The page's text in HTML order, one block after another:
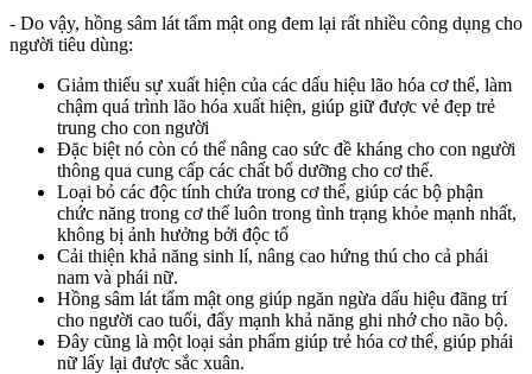
- Do vậy, hồng sâm lát tẩm mật ong đem lại rất nhiều công dụng cho
người tiêu dùng:
Giảm thiểu sự xuất hiện của các dấu hiệu lão hóa cơ thể, làm
chậm quá trình lão hóa xuất hiện, giúp giữ được vẻ đẹp trẻ
trung cho con người
Đặc biệt nó còn có thể nâng cao sức đề kháng cho con người
thông qua cung cấp các chất bổ dưỡng cho cơ thể.
Loại bỏ các độc tính chứa trong cơ thể, giúp các bộ phận
chức năng trong cơ thể luôn trong tình trạng khỏe mạnh nhất,
không bị ảnh hưởng bởi độc tố
Cải thiện khả năng sinh lí, nâng cao hứng thú cho cả phái
nam và phái nữ.
Hồng sâm lát tẩm mật ong giúp ngăn ngừa dấu hiệu đãng trí
cho người cao tuổi, đẩy mạnh khả năng ghi nhớ cho não bộ.
Đây cũng là một loại sản phẩm giúp trẻ hóa cơ thể, giúp phái
nữ lấy lại được sắc xuân.